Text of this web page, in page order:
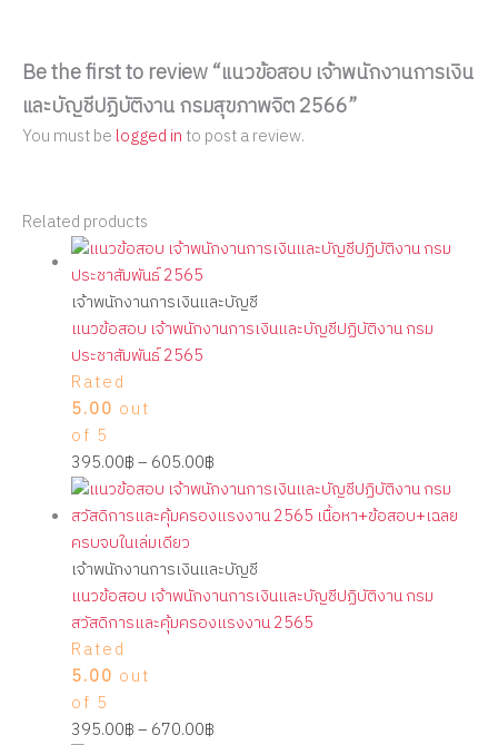
Be the first to review “แนวข้อสอบ เจ้าพนักงานการเงิน
และบัญชีปฏิบัติงาน กรมสุขภาพจิต 2566”
You must be logged in to post a review.
Related products
เจ้าพนักงานการเงินและบัญชี
แนวข้อสอบ เจ้าพนักงานการเงินและบัญชีปฏิบัติงาน กรม
ประชาสัมพันธ์ 2565
Rated
5.00 out
of 5
395.00฿– 605.00฿
เจ้าพนักงานการเงินและบัญชี
แนวข้อสอบ เจ้าพนักงานการเงินและบัญชีปฏิบัติงาน กรม
สวัสดิการและคุ้มครองแรงงาน 2565
Rated
5.00 out
of 5
395.00฿– 670.00฿